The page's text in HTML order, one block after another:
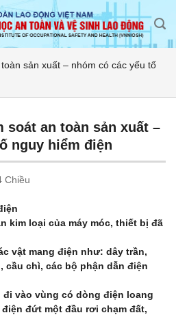
sản xuất – nhóm có các yếu tố
soát an toàn sản xuất –
nguy hiểm điện
Chiều
kim loại của máy móc, thiết bị đã
vật mang điện như: dây trần,
cầu chì, các bộ phận dẫn điện
vào vùng có dòng điện loang
đứt một đầu rơi chạm đất,